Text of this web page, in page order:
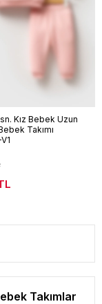
Kız Bebek Uzun
Takımı
Takımlar